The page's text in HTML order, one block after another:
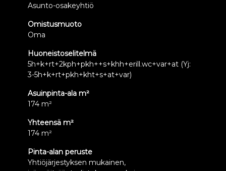
Asunto-osakeyhtiö
Omistusmuoto
Oma
Huoneistoselitelmä
5h+k+rt+2kph+pkh++s+khh+erill.wc+var+at (Yj:
3-5h+k+rt+pkh+kht+s+at+var)
Asuinpinta-ala m²
174 m²
Yhteensä m²
174 m²
Pinta-alan peruste
Yhtiöjärjestyksen mukainen,